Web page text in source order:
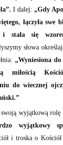
I dalej:„Gdy
łączyła swe
i stała się
słowa
„Wyniesiona do
miłością
do wiecznej
wyjątkową
wyjątkowy
i troska o